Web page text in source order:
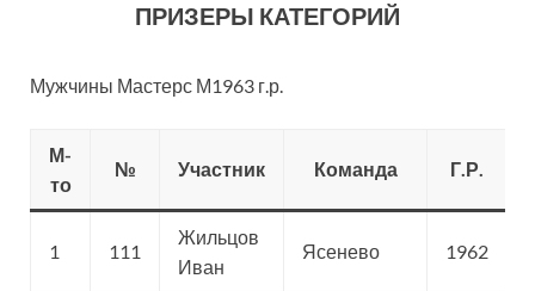
ПРИЗЕРЫ КАТЕГОРИЙ
Мужчины Мастерс М1963 г.р.
М-
то
№ Участник Команда Г.Р.
1 111
Жильцов
Иван
Ясенево 1962